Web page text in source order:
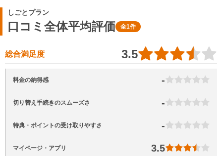
しごとプラン
口コミ全体平均評価 全1件
総合満足度 3.5
料金の納得感 -
切り替え手続きのスムーズさ -
特典・ポイントの受け取りやすさ -
マイページ・アプリ 3.5